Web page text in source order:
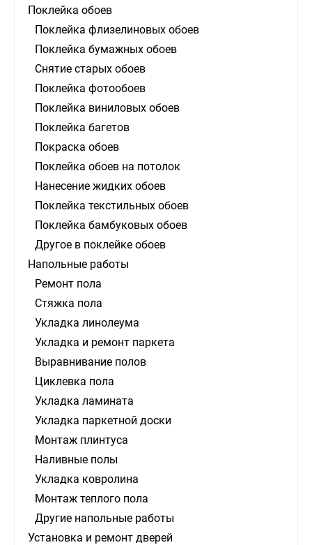
Поклейка обоев
Поклейка флизелиновых обоев
Поклейка бумажных обоев
Снятие старых обоев
Поклейка фотообоев
Поклейка виниловых обоев
Поклейка багетов
Покраска обоев
Поклейка обоев на потолок
Нанесение жидких обоев
Поклейка текстильных обоев
Поклейка бамбуковых обоев
Другое в поклейке обоев
Напольные работы
Ремонт пола
Стяжка пола
Укладка линолеума
Укладка и ремонт паркета
Выравнивание полов
Циклевка пола
Укладка ламината
Укладка паркетной доски
Монтаж плинтуса
Наливные полы
Укладка ковролина
Монтаж теплого пола
Другие напольные работы
Установка и ремонт дверей